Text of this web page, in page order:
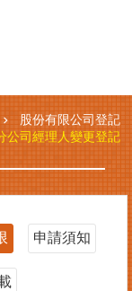
股份有限公司登記
公司經理人變更登記
申請須知